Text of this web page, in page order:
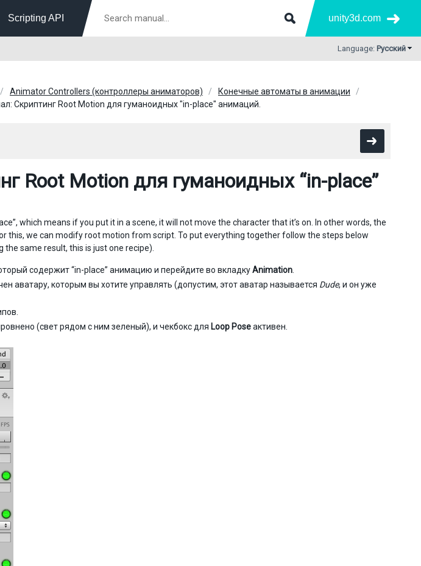
Scripting API unity3d.com
Language: Русский
Animator Controllers (контроллеры аниматоров)
Конечные автоматы в анимации
Скриптинг Root Motion для гуманоидных "in-place" анимаций.
Root Motion для гуманоидных “in-place”
which means if you put it in a scene, it will not move the character that it’s on. In other words, the
this, we can modify root motion from script. To put everything together follow the steps below
same result, this is just one recipe).
содержит “in-place” анимацию и перейдите во вкладкуAnimation
аватару, которым вы хотите управлять (допустим, этот аватар называется Dude, и он уже
(свет рядом с ним зеленый), и чекбокс для Loop Poseактивен.